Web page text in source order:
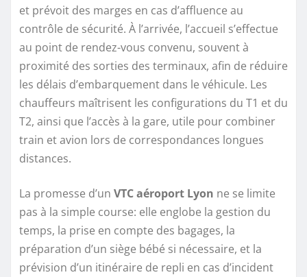
et prévoit des marges en cas d’affluence au
contrôle de sécurité. À l’arrivée, l’accueil s’effectue
au point de rendez-vous convenu, souvent à
proximité des sorties des terminaux, afin de réduire
les délais d’embarquement dans le véhicule. Les
chauffeurs maîtrisent les configurations du T1 et du
T2, ainsi que l’accès à la gare, utile pour combiner
train et avion lors de correspondances longues
distances.
La promesse d’un VTC aéroport Lyon ne se limite
pas à la simple course: elle englobe la gestion du
temps, la prise en compte des bagages, la
préparation d’un siège bébé si nécessaire, et la
prévision d’un itinéraire de repli en cas d’incident